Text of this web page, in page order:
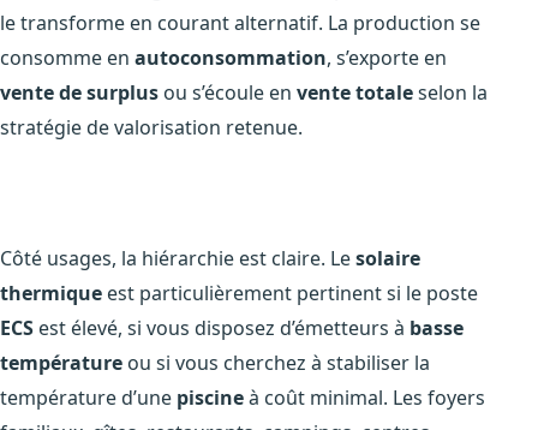
le transforme en courant alternatif. La production se
consomme en autoconsommation, s’exporte en
vente de surplus ou s’écoule en vente totaleselon la
stratégie de valorisation retenue.
Côté usages, la hiérarchie est claire. Lesolaire
thermique est particulièrement pertinent si le poste
ECS est élevé, si vous disposez d’émetteurs à basse
température ou si vous cherchez à stabiliser la
température d’une piscineà coût minimal. Les foyers